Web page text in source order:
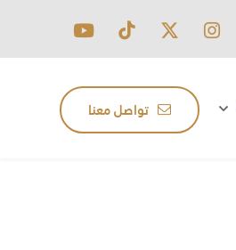
تواصل معنا